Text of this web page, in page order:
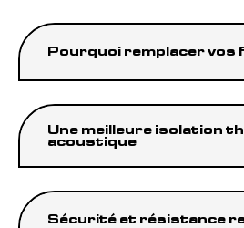
Pourquoi remplacer vos
Une meilleure isolation
acoustique
Sécurité et résistance